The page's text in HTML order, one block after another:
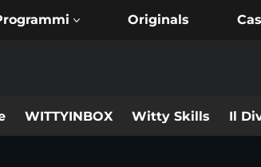
Originals
WITTYINBOX Witty Skills Il